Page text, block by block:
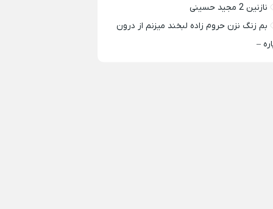
نازنین 2 مجید حسینی
بم زنگ نزن حروم زاده لبخند میزنم از درون
–